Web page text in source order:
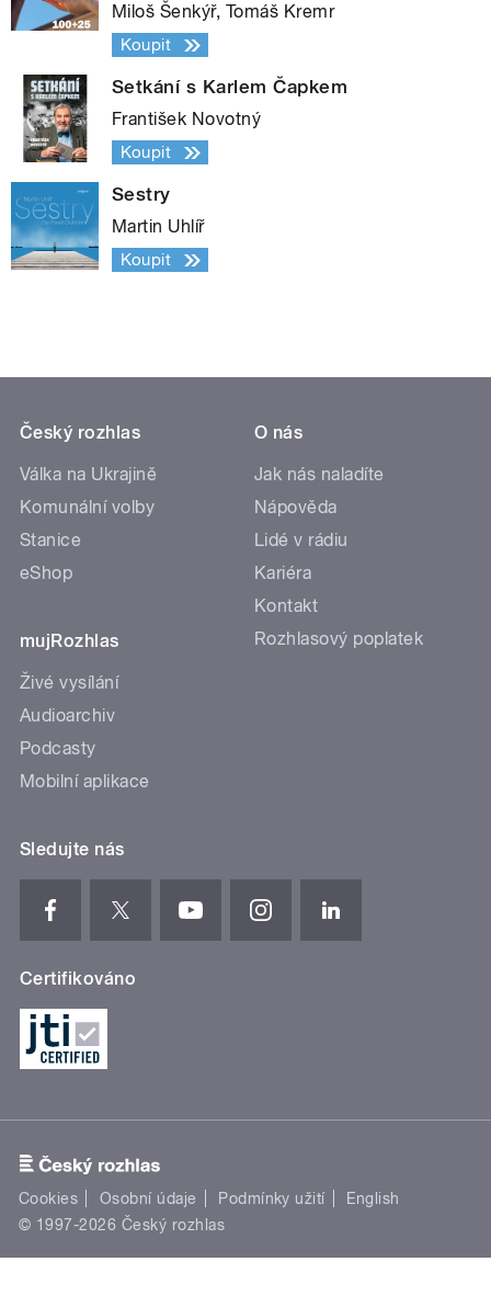
Miloš Šenkýř, Tomáš Kremr
Koupit
Setkání s Karlem Čapkem
František Novotný
Koupit
Sestry
Martin Uhlíř
Koupit
Český rozhlas
Válka na Ukrajině
Komunální volby
Stanice
eShop
mujRozhlas
Živé vysílání
Audioarchiv
Podcasty
Mobilní aplikace
O nás
Jak nás naladíte
Nápověda
Lidé v rádiu
Kariéra
Kontakt
Rozhlasový poplatek
Sledujte nás
Certifikováno
Cookies Osobní údaje Podmínky užití
English
© 1997-2026 Český rozhlas